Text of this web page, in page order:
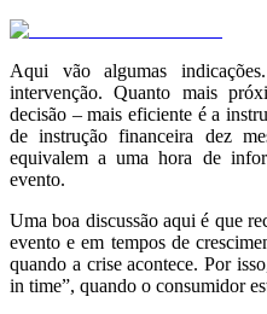
Aqui vão algumas
intervenção. Quanto mais
decisão – mais eficiente é a
de instrução financeira dez
equivalem a uma hora de
evento.
Uma boa discussão aqui é que
evento e em tempos de
quando a crise acontece. Por
in time”, quando o consumidor